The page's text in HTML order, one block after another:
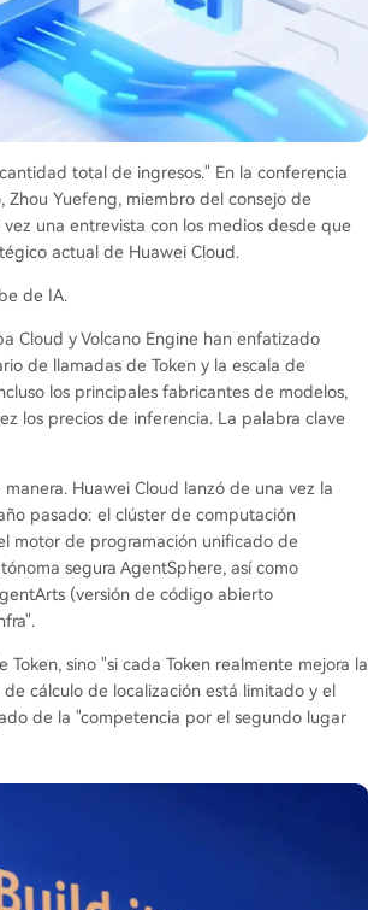
total de ingresos." En la conferencia
Zhou Yuefeng, miembro del consejo de
una entrevista con los medios desde que
actual de Huawei Cloud.
de IA.
Cloud y Volcano Engine han enfatizado
de llamadas de Token y la escala de
los principales fabricantes de modelos,
los precios de inferencia. La palabra clave
Huawei Cloud lanzó de una vez la
pasado: el clúster de computación
motor de programación unificado de
segura AgentSphere, así como
(versión de código abierto
sino "si cada Token realmente mejora la
cálculo de localización está limitado y el
de la "competencia por el segundo lugar